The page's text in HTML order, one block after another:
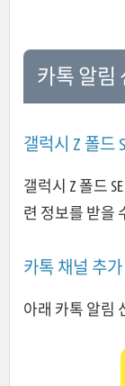
카톡 알림
갤럭시 Z 폴드
갤럭시 Z 폴드
련 정보를 받을
카톡 채널 추가
아래 카톡 알림